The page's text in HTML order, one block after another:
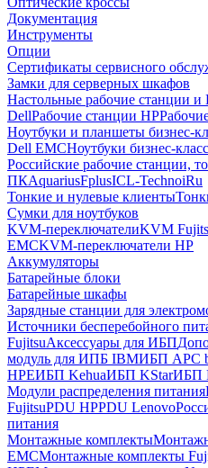
Документация
Инструменты
Опции
Сертификаты сервисного
Замки для серверных шкафов
Настольные рабочие станции
DellРабочие станции HP
Ноутбуки и планшеты бизнес-
Dell EMCНоутбуки бизнес-
Российские рабочие станции,
ПКAquariusFplusICL-TechnoiRu
Тонкие и нулевые клиенты
Сумки для ноутбуков
KVM-переключателиKVM
EMCKVM-переключатели HP
Аккумуляторы
Батарейные блоки
Батарейные шкафы
Зарядные станции для
Источники бесперебойного
FujitsuАксессуары для ИБП
модуль для ИПБ IBMИБП APC
HPEИБП KehuaИБП KStarИБП
Модули распределения питания
FujitsuPDU HPPDU Lenovo
питания
Монтажные комплекты
EMCМонтажные комплекты